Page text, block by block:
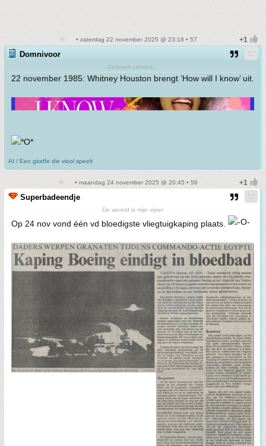
• zaterdag 22 november 2025 @ 23:18 • 57
Domnivoor
Ceterum censeo...
22 november 1985: Whitney Houston brengt ‘How will I know’ uit.
AI / Een giraffe die viool speelt
• maandag 24 november 2025 @ 20:45 • 58
Superbadeendje
De wereld is mijn vijver
Op 24 nov vond één vd bloedigste vliegtuigkaping plaats.